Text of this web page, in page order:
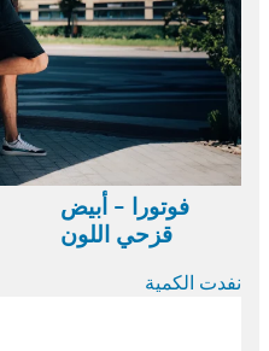
فوتورا - أبيض
قزحي اللون
نفدت الكمية